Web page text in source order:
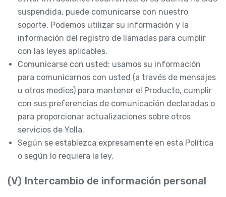
suspendida, puede comunicarse con nuestro
soporte. Podemos utilizar su información y la
información del registro de llamadas para cumplir
con las leyes aplicables.
Comunicarse con usted: usamos su información
para comunicarnos con usted (a través de mensajes
u otros medios) para mantener el Producto, cumplir
con sus preferencias de comunicación declaradas o
para proporcionar actualizaciones sobre otros
servicios de Yolla.
Según se establezca expresamente en esta Política
o según lo requiera la ley.
(V) Intercambio de información personal